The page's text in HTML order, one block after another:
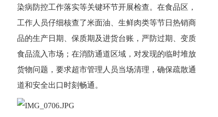
染病防控工作落实等关键环节开展检查。在食品区，
工作人员仔细核查了米面油、生鲜肉类等节日热销商
品的生产日期、保质期及进货台账，严防过期、变质
食品流入市场；在消防通道区域，对发现的临时堆放
货物问题，要求超市管理人员当场清理，确保疏散通
道和安全出口时刻畅通。